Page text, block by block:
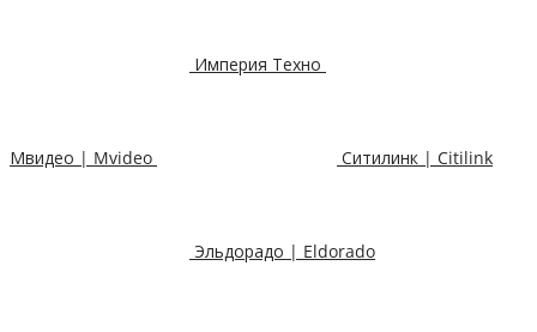
Империя Техно
Мвидео | Mvideo Ситилинк | Citilink
Эльдорадо | Eldorado